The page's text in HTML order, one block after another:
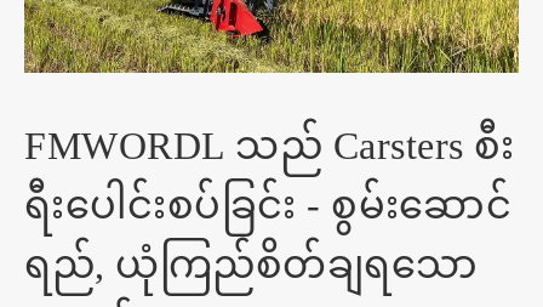
FMWORDL သည် Carsters စီး
ရီးပေါင်းစပ်ခြင်း - စွမ်းဆောင်
ရည်, ယုံကြည်စိတ်ချရသော